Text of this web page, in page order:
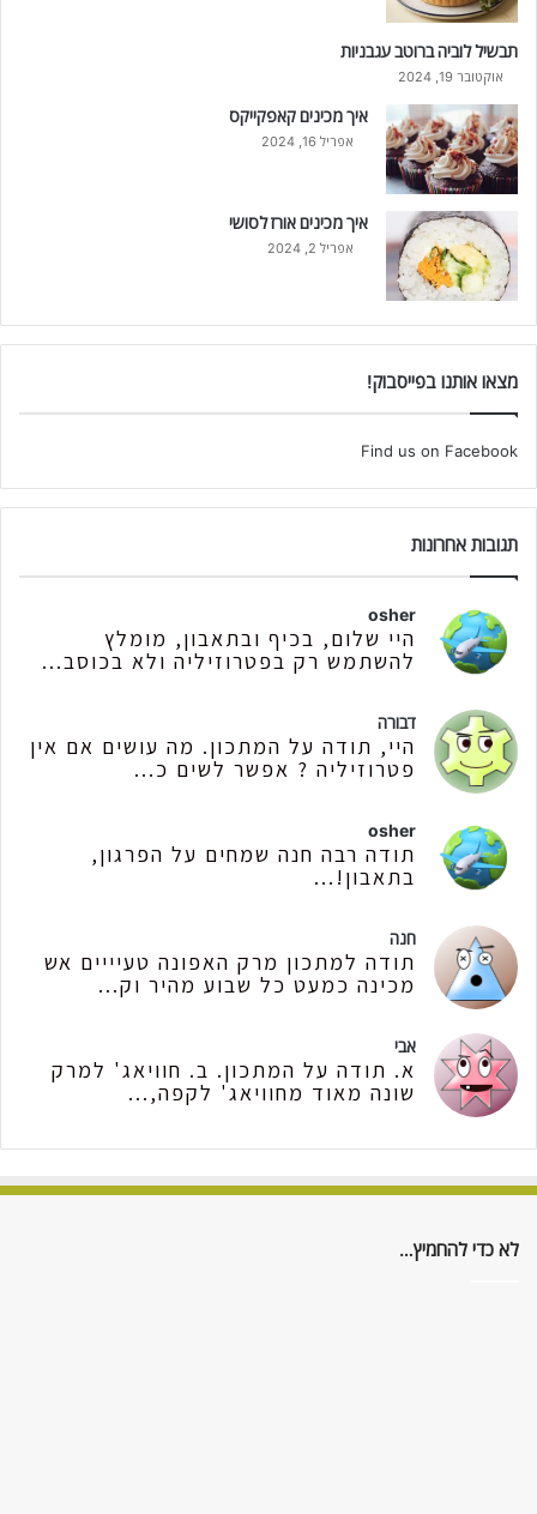
תבשיל לוביה ברוטב עגבניות
אוקטובר 19, 2024
איך מכינים קאפקייקס
אפריל 16, 2024
איך מכינים אורז לסושי
אפריל 2, 2024
מצאו אותנו בפייסבוק!
Find us on Facebook
תגובות אחרונות
osher
היי שלום, בכיף ובתאבון, מומלץ
להשתמש רק בפטרוזיליה ולא בכוסב...
דבורה
היי, תודה על המתכון. מה עושים אם אין
פטרוזיליה ? אפשר לשים כ...
osher
תודה רבה חנה שמחים על הפרגון,
בתאבון!...
חנה
תודה למתכון מרק האפונה טעיייים אש
מכינה כמעט כל שבוע מהיר וק...
אבי
א. תודה על המתכון. ב. חוויאג' למרק
שונה מאוד מחוויאג' לקפה,...
לא כדי להחמיץ…